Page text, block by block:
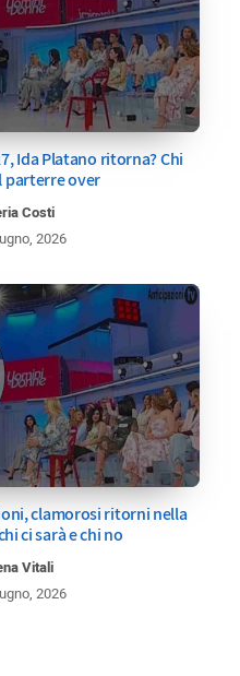
Ida Platano ritorna? Chi
parterre over
Costi
2026
clamorosi ritorni nella
ci sarà e chi no
Vitali
2026